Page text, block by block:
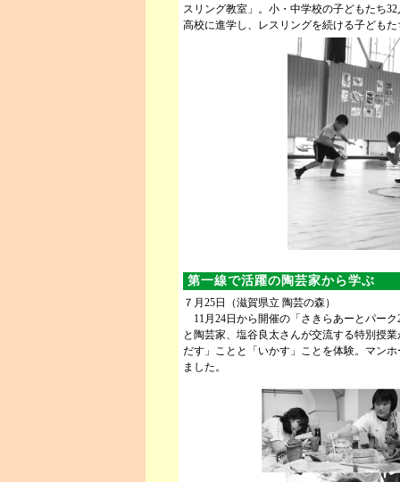
スリング教室」。小・中学校の子どもたち
高校に進学し、レスリングを続ける子ども
第一線で活躍の陶芸家から学ぶ
７月25日（滋賀県立 陶芸の森）
11月24日から開催の「さきらあーとパー
と陶芸家、塩谷良太さんが交流する特別授
だす」ことと「いかす」ことを体験。マン
ました。